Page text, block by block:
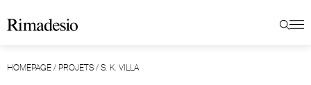
HOMEPAGE/ PROJETS/S. K. VILLA